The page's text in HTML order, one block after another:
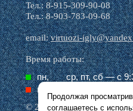
Тел.: 8-915-309-90-08
Тел.: 8-903-783-09-68
email:virtuozi-
Время работы:
пн,
ср, пт, cб — с
вт,
© 2016–2026 Виртуозы
Продолжая
соглашаетесь с